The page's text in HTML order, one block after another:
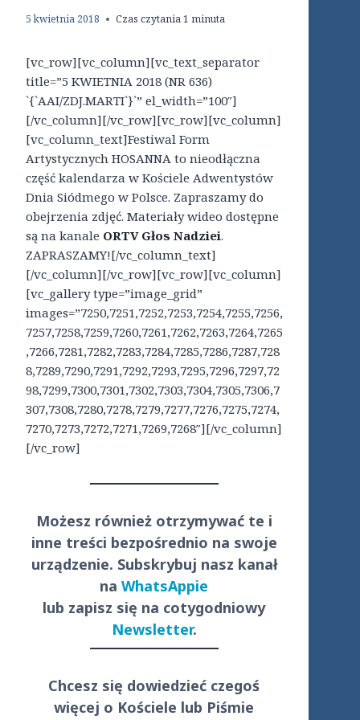
5 kwietnia 2018 Czas czytania1 minuta
[vc_row][vc_column][vc_text_separator
title=”5 KWIETNIA 2018 (NR 636)
`{`AAI/ZDJ.MARTI`}`” el_width=”100″]
[/vc_column][/vc_row][vc_row][vc_column]
[vc_column_text]Festiwal Form
Artystycznych HOSANNA to nieodłączna
część kalendarza w Kościele Adwentystów
Dnia Siódmego w Polsce. Zapraszamy do
obejrzenia zdjęć. Materiały wideo dostępne
są na kanale ORTV Głos Nadziei.
ZAPRASZAMY![/vc_column_text]
[/vc_column][/vc_row][vc_row][vc_column]
[vc_gallery type=”image_grid”
images=”7250,7251,7252,7253,7254,7255,7256,
7257,7258,7259,7260,7261,7262,7263,7264,7265
,7266,7281,7282,7283,7284,7285,7286,7287,728
8,7289,7290,7291,7292,7293,7295,7296,7297,72
98,7299,7300,7301,7302,7303,7304,7305,7306,7
307,7308,7280,7278,7279,7277,7276,7275,7274,
7270,7273,7272,7271,7269,7268″][/vc_column]
[/vc_row]
Możesz również otrzymywać te i
inne treści bezpośrednio na swoje
urządzenie. Subskrybuj nasz kanał
naWhatsAppie
lub zapisz się na cotygodniowy
Newsletter.
Chcesz się dowiedzieć czegoś
więcej o Kościele lub Piśmie